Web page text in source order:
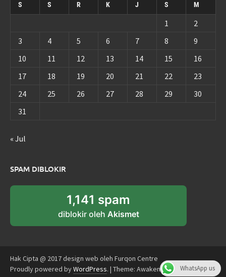
S S R K J S M
1
2
3
4 5 6 7 8
9
10
11 12 13 14 15
16
17
18 19 20 21 22
23
24
25 26 27 28 29
30
31
« Jul
SPAM DIBLOKIR
1,141 spam
diblokir oleh Akismet
Hak Cipta @ 2017 design web oleh Furqon Centre
Proudly powered byWordPress. | Theme: Awaken byThemezHut.
WhatsApp us